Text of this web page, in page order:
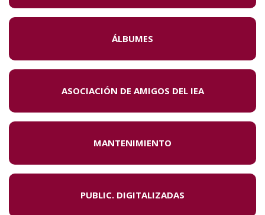
ÁLBUMES
ASOCIACIÓN DE AMIGOS DEL IEA
MANTENIMIENTO
PUBLIC. DIGITALIZADAS